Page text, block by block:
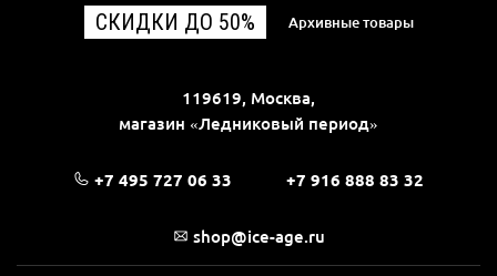
СКИДКИ ДО 50% Архивные товары
119619, Москва,
магазин «Ледниковый период»
+7 495 727 06 33 +7 916 888 83 32
shop@ice-age.ru